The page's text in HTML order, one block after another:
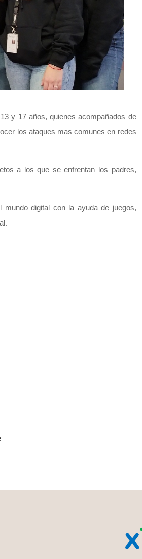
y 17 años, quienes acompañados de
los ataques mas comunes en redes
a los que se enfrentan los padres,
digital con la ayuda de juegos,